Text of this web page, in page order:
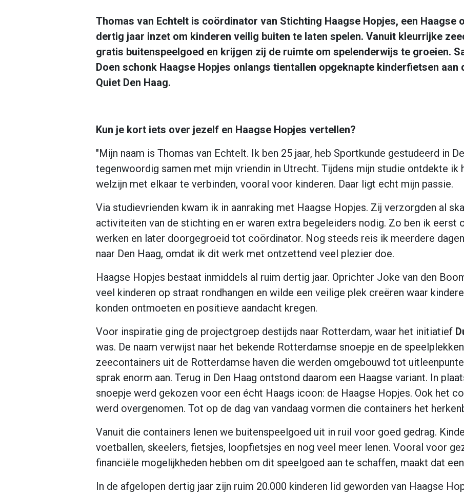
Thomas van Echtelt is coördinator van Stichting Haagse Hopjes, een Haagse
dertig jaar inzet om kinderen veilig buiten te laten spelen. Vanuit kleurrijke
gratis buitenspeelgoed en krijgen zij de ruimte om spelenderwijs te groeien.
Doen schonk Haagse Hopjes onlangs tientallen opgeknapte kinderfietsen aan
Quiet Den Haag.
Kun je kort iets over jezelf en Haagse Hopjes vertellen?
"Mijn naam is Thomas van Echtelt. Ik ben 25 jaar, heb Sportkunde gestudeerd in
tegenwoordig samen met mijn vriendin in Utrecht. Tijdens mijn studie ontdekte
welzijn met elkaar te verbinden, vooral voor kinderen. Daar ligt echt mijn passie.
Via studievrienden kwam ik in aanraking met Haagse Hopjes. Zij verzorgden al
activiteiten van de stichting en er waren extra begeleiders nodig. Zo ben ik eerst
werken en later doorgegroeid tot coördinator. Nog steeds reis ik meerdere
naar Den Haag, omdat ik dit werk met ontzettend veel plezier doe.
Haagse Hopjes bestaat inmiddels al ruim dertig jaar. Oprichter Joke van den
veel kinderen op straat rondhangen en wilde een veilige plek creëren waar
konden ontmoeten en positieve aandacht kregen.
Voor inspiratie ging de projectgroep destijds naar Rotterdam, waar het initiatief
was. De naam verwijst naar het bekende Rotterdamse snoepje en de
zeecontainers uit de Rotterdamse haven die werden omgebouwd tot
sprak enorm aan. Terug in Den Haag ontstond daarom een Haagse variant. In
snoepje werd gekozen voor een écht Haags icoon: de Haagse Hopjes. Ook het
werd overgenomen. Tot op de dag van vandaag vormen die containers het
Vanuit die containers lenen we buitenspeelgoed uit in ruil voor goed gedrag.
voetballen, skeelers, fietsjes, loopfietsjes en nog veel meer lenen. Vooral voor
financiële mogelijkheden hebben om dit speelgoed aan te schaffen, maakt dat
In de afgelopen dertig jaar zijn ruim 20.000 kinderen lid geworden van Haagse